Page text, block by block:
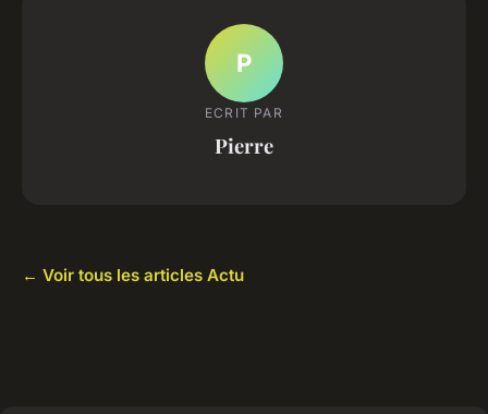
P
ECRIT PAR
Pierre
← Voir tous les articles Actu